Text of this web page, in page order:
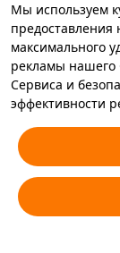
Мы используем
предоставления
максимального
рекламы нашего
Сервиса и
эффективности
с которыми мы
использовать
устройстве в
«Отклонить
куки-файлы,
необходимо